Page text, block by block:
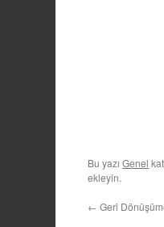
Bu yazı Genel
ekleyin.
← Geri